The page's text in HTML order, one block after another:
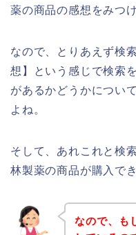
薬の商品の感想をみつ
なので、とりあえず検
想】という感じで検索
があるかどうかについ
よね。
そして、あれこれと検
林製薬の商品が購入で
なので、も